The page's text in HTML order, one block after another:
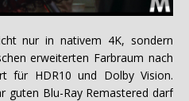
nur in nativem 4K, sondern
erweiterten Farbraum nach
für HDR10 und Dolby Vision.
guten Blu-Ray Remastered darf